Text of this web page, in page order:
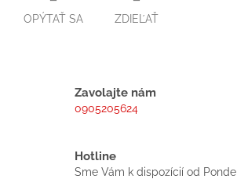
OPÝTAŤ SA ZDIEĽAŤ
Zavolajte nám
0905205624
Hotline
Sme Vám k dispozícií od